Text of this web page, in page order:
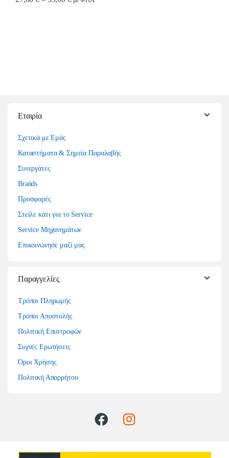
Εταιρία
Σχετικά με Εμάς
Καταστήματα & Σημεία Παραλαβής
Συνεργάτες
Brands
Προσφορές
Στείλε κάτι για το Service
Service Μηχανημάτων
Επικοινώνησε μαζί μας
Παραγγελίες
Τρόποι Πληρωμής
Τρόποι Αποστολής
Πολιτική Επιστροφών
Συχνές Ερωτήσεις
Όροι Χρήσης
Πολιτική Απορρήτου